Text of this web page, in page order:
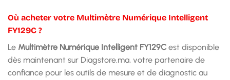
Où acheter votre Multimètre Numérique Intelligent
FY129C ?
Le Multimètre Numérique Intelligent FY129C est disponible
dès maintenant sur Diagstore.ma, votre partenaire de
confiance pour les outils de mesure et de diagnostic au